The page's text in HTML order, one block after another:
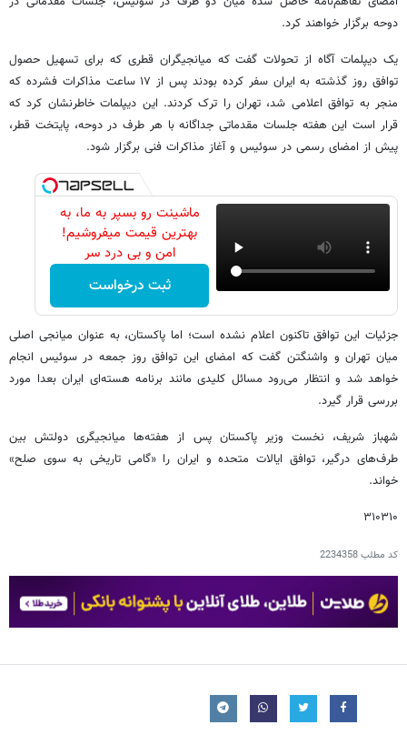
دوحه برگزار خواهند کرد.
یک دیپلمات آگاه از تحولات گفت که میانجیگران قطری که برای تسهیل حصول
توافق روز گذشته به ایران سفر کرده بودند پس از ۱۷ ساعت مذاکرات فشرده که
منجر به توافق اعلامی شد، تهران را ترک کردند. این دیپلمات خاطرنشان کرد که
قرار است این هفته جلسات مقدماتی جداگانه با هر طرف در دوحه، پایتخت قطر،
پیش از امضای رسمی در سوئیس و آغاز مذاکرات فنی برگزار شود.
ماشینت رو بسپر به ما، به
بهترین قیمت میفروشیم!
امن و بی درد سر
ثبت درخواست
جزئیات این توافق تاکنون اعلام نشده است؛ اما پاکستان، به عنوان میانجی اصلی
میان تهران و واشنگتن گفت که امضای این توافق روز جمعه در سوئیس انجام
خواهد شد و انتظار می‌رود مسائل کلیدی مانند برنامه هسته‌ای ایران بعدا مورد
بررسی قرار گیرد.
شهباز شریف، نخست وزیر پاکستان پس از هفته‌ها میانجیگری دولتش بین
طرف‌های درگیر، توافق ایالات متحده و ایران را «گامی تاریخی به سوی صلح»
خواند.
۳۱۰۳۱۰
کد مطلب2234358